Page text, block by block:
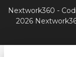
Nextwork360 -
2026